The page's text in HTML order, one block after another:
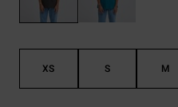
XS S M